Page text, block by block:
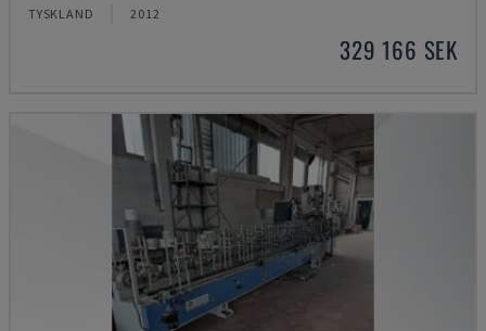
TYSKLAND 2012
329 166 SEK